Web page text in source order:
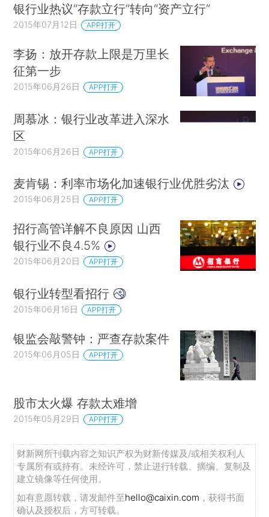
银行业热议“存款立行”转向“资产立行”
2015年07月12日 APP打开
李扬：放开存款上限是万里长
征第一步
2015年06月26日 APP打开
周慕冰：银行业改革进入深水
区
2015年06月26日 APP打开
麦肯锡：利率市场化加速银行业优胜劣汰
2015年06月25日 APP打开
招行高管详解不良原因 山西
银行业不良4.5%
2015年06月20日 APP打开
银行业转型看招行
2015年06月16日 APP打开
银监会敲警钟：严查存款案件
2015年06月05日 APP打开
股市太火爆 存款太难增
2015年05月29日 APP打开
财新网所刊载内容之知识产权为财新传媒及/或相关权利人
专属所有或持有。未经许可，禁止进行转载、摘编、复制及
建立镜像等任何使用。
如有意愿转载，请发邮件至hello@caixin.com ，获得书面
确认及授权后，方可转载。